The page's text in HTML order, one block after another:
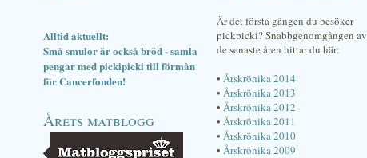
Alltid aktuellt:
Små smulor är också bröd - samla
pengar med pickipicki till förmån
för Cancerfonden!
Årets matblogg
Är det första gången du besöker
pickpicki? Snabbgenomgången av
de senaste åren hittar du här:
• Årskrönika 2014
• Årskrönika 2013
• Årskrönika 2012
• Årskrönika 2011
• Årskrönika 2010
• Årskrönika 2009